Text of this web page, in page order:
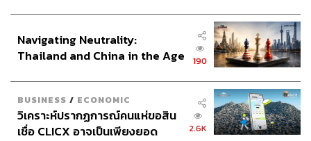
Navigating Neutrality:
Thailand and China in the Age
190
BUSINESS / ECONOMIC
วิเคราะห์ปรากฏการณ์คนแห่ขอสิน
เชื่อ CLICX อาจเป็นเพียงยอด
2.6K